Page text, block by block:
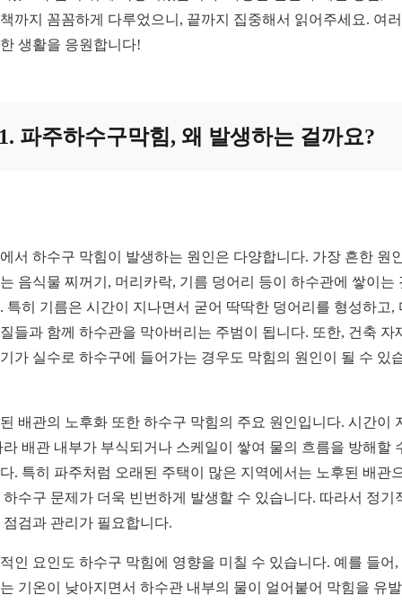
까지 꼼꼼하게 다루었으니, 끝까지 집중해서 읽어주세요. 여
생활을 응원합니다!
파주하수구막힘, 왜 발생하는 걸까요?
서 하수구 막힘이 발생하는 원인은 다양합니다. 가장 흔한 원
음식물 찌꺼기, 머리카락, 기름 덩어리 등이 하수관에 쌓이는
특히 기름은 시간이 지나면서 굳어 딱딱한 덩어리를 형성하고,
들과 함께 하수관을 막아버리는 주범이 됩니다. 또한, 건축 자
가 실수로 하수구에 들어가는 경우도 막힘의 원인이 될 수 있
배관의 노후화 또한 하수구 막힘의 주요 원인입니다. 시간이
라 배관 내부가 부식되거나 스케일이 쌓여 물의 흐름을 방해할
. 특히 파주처럼 오래된 주택이 많은 지역에서는 노후된 배관
하수구 문제가 더욱 빈번하게 발생할 수 있습니다. 따라서 정기
점검과 관리가 필요합니다.
인 요인도 하수구 막힘에 영향을 미칠 수 있습니다. 예를 들어,
기온이 낮아지면서 하수관 내부의 물이 얼어붙어 막힘을 유